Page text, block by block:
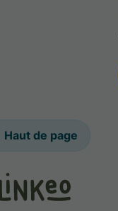
Haut de page